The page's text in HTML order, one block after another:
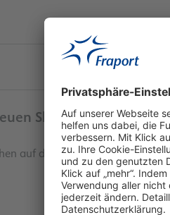
Sky Line-Bahn
auf der externen